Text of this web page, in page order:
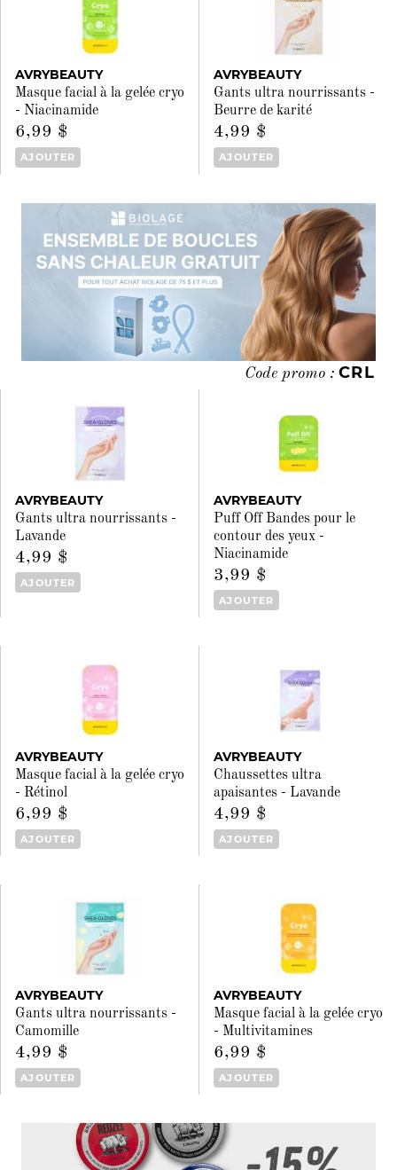
AVRYBEAUTY
Masque facial à la gelée cryo
- Niacinamide
6,99 $
AJOUTER
AVRYBEAUTY
Gants ultra nourrissants -
Beurre de karité
4,99 $
AJOUTER
AVRYBEAUTY
Gants ultra nourrissants -
Lavande
4,99 $
AJOUTER
AVRYBEAUTY
Puff Off Bandes pour le
contour des yeux -
Niacinamide
3,99 $
AJOUTER
AVRYBEAUTY
Masque facial à la gelée cryo
- Rétinol
6,99 $
AJOUTER
AVRYBEAUTY
Chaussettes ultra
apaisantes - Lavande
4,99 $
AJOUTER
AVRYBEAUTY
Gants ultra nourrissants -
Camomille
4,99 $
AJOUTER
AVRYBEAUTY
Masque facial à la gelée cryo
- Multivitamines
6,99 $
AJOUTER
Code promo : CRL